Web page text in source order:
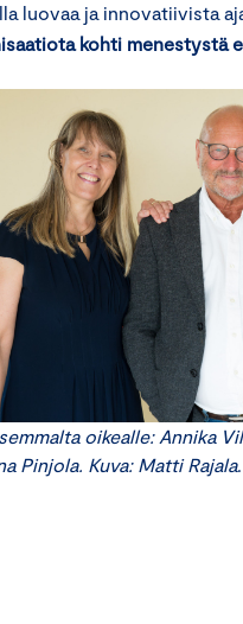
luovaa ja innovatiivista
kohti menestystä
oikealle: Annika
Pinjola. Kuva: Matti Rajala.